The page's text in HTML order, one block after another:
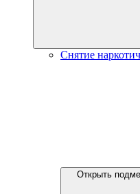
Снятие
Открыть